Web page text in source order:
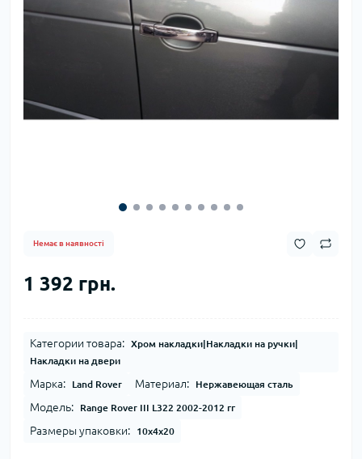
Немає в наявності
1 392 грн.
Категории товара:
Хром накладки|Накладки на ручки|
Накладки на двери
Марка: Land Rover Материал: Нержавеющая сталь
Модель: Range Rover III L322 2002-2012 гг
Размеры упаковки: 10x4x20